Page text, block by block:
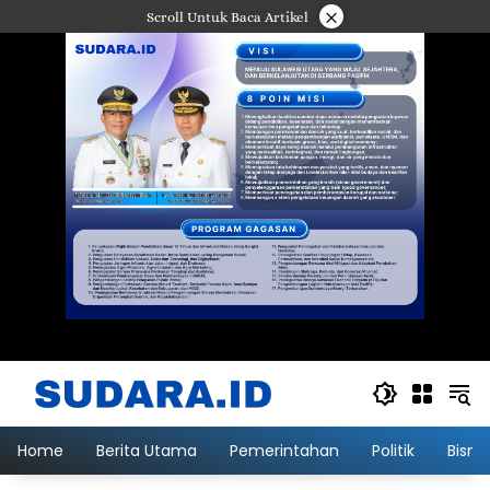
ke
Scroll Untuk Baca Artikel ×
Home Berita Utama Pemerintahan Politik